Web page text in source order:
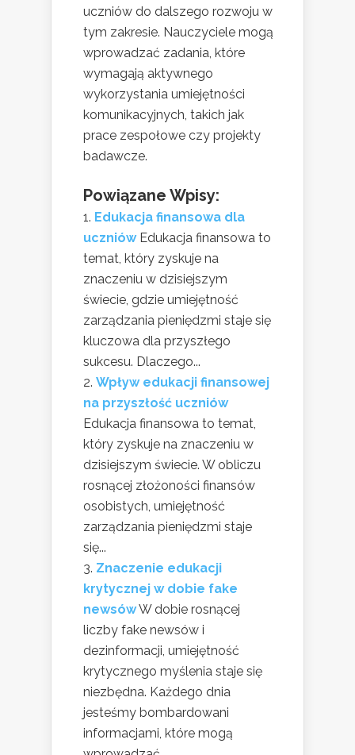
uczniów do dalszego rozwoju w
tym zakresie. Nauczyciele mogą
wprowadzać zadania, które
wymagają aktywnego
wykorzystania umiejętności
komunikacyjnych, takich jak
prace zespołowe czy projekty
badawcze.
Powiązane Wpisy:
Edukacja finansowa dla
uczniów Edukacja finansowa to
temat, który zyskuje na
znaczeniu w dzisiejszym
świecie, gdzie umiejętność
zarządzania pieniędzmi staje się
kluczowa dla przyszłego
sukcesu. Dlaczego...
Wpływ edukacji finansowej
na przyszłość uczniów
Edukacja finansowa to temat,
który zyskuje na znaczeniu w
dzisiejszym świecie. W obliczu
rosnącej złożoności finansów
osobistych, umiejętność
zarządzania pieniędzmi staje
się...
Znaczenie edukacji
krytycznej w dobie fake
newsówW dobie rosnącej
liczby fake newsów i
dezinformacji, umiejętność
krytycznego myślenia staje się
niezbędna. Każdego dnia
jesteśmy bombardowani
informacjami, które mogą